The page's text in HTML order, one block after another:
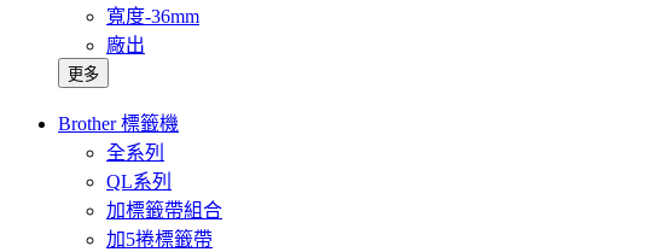
寬度-36mm
廠出
更多
Brother 標籤機
全系列
QL系列
加標籤帶組合
加5捲標籤帶